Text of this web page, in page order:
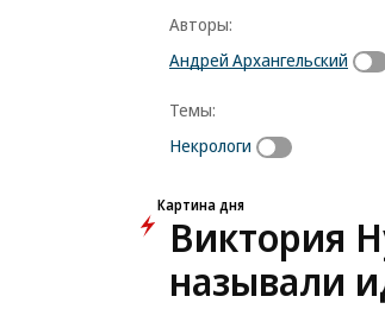
Авторы:
Андрей Архангельский
Темы:
Некрологи
Картина дня
Виктория
называли